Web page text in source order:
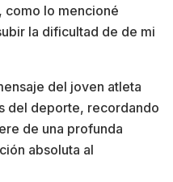
como lo mencioné
la dificultad de de mi
del joven atleta
del deporte, recordando
de una profunda
absoluta al